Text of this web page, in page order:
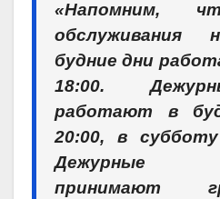
«Напомним,
обслуживания
будние дни
18:00.
работают в
20:00, в
Дежурные
принимают